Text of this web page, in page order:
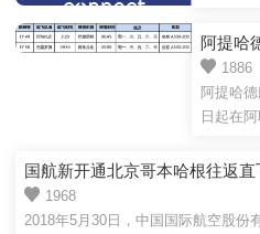
新的平
阿提哈
1886
阿提哈
日起在
舱布局的
国航新开通北京哥本哈根往返直
1968
2018年5月30日，中国国际航空股份